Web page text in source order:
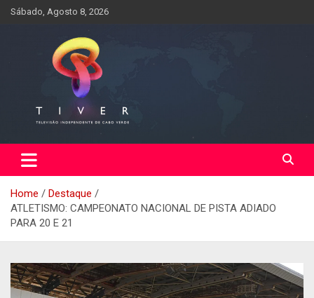
SkipSábado, Agosto 8, 2026
Home
Destaque
ATLETISMO: CAMPEONATO NACIONAL DE PISTA ADIADO
PARA 20 E 21